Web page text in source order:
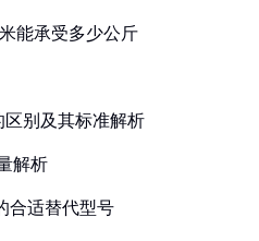
能承受多少公斤
区别及其标准解析
解析
合适替代型号